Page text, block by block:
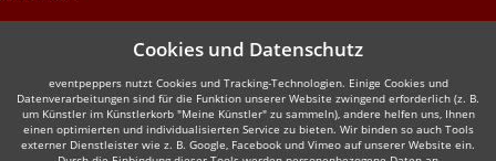
Cookies und Datenschutz
eventpeppers nutzt Cookies und Tracking-Technologien. Einige Cookies und
Datenverarbeitungen sind für die Funktion unserer Website zwingend erforderlich (z. B.
um Künstler im Künstlerkorb "Meine Künstler" zu sammeln), andere helfen uns, Ihnen
einen optimierten und individualisierten Service zu bieten. Wir binden so auch Tools
externer Dienstleister wie z. B. Google, Facebook und Vimeo auf unserer Website ein.